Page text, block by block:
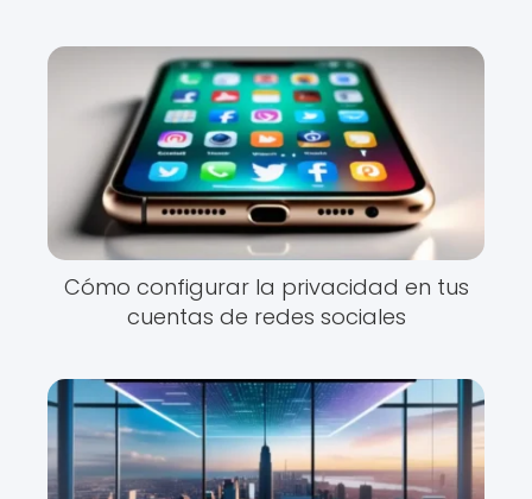
Cómo configurar la privacidad en tus
cuentas de redes sociales